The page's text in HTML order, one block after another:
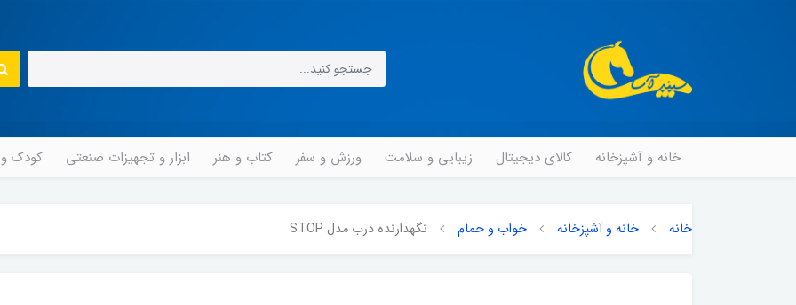
خانه و آشپزخانه کالای دیجیتال زیبایی و سلامت ورزش و سفر کتاب و هنر ابزار و تجهیزات صنعتی کودک و
خانه خانه و آشپزخانه خواب و حمام نگهدارنده درب مدل STOP